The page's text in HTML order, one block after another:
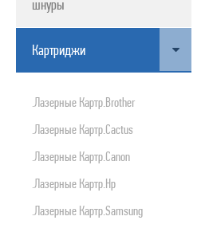
ПРОДУКТЫ APPLE
шнуры
Картриджи
.лазерные Картр.brother
.лазерные Картр.cactus
.лазерные Картр.canon
.лазерные Картр.hp
.лазерные Картр.samsung